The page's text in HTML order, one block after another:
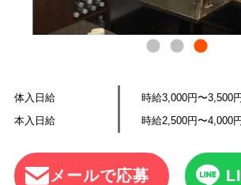
体入日給
時給3,000円〜3,500
本入日給
時給2,500円〜4,000円
メールで応募